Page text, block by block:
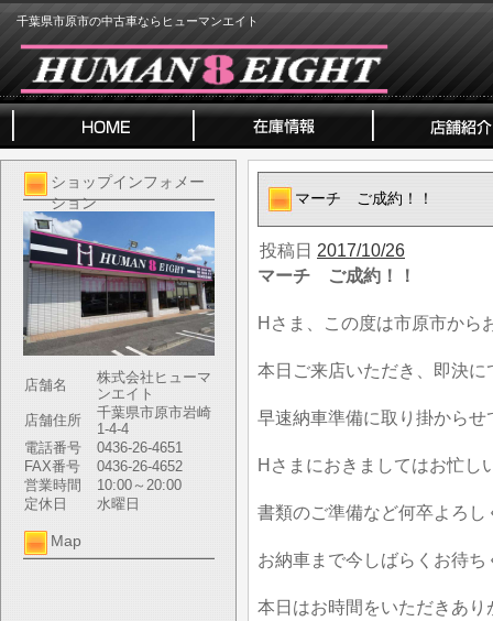
千葉県市原市の中古車ならヒューマンエイト
ショップインフォメー
ション
店舗名
株式会社ヒューマ
ンエイト
店舗住所
千葉県市原市岩崎
1-4-4
電話番号
0436-26-4651
FAX番号
0436-26-4652
営業時間
10:00～20:00
定休日
水曜日
Map
マーチ ご成約！！
投稿日 2017/10/26
マーチ ご成約！！
Hさま、この度は市原市から
本日ご来店いただき、即決
早速納車準備に取り掛からせ
Hさまにおきましてはお忙し
書類のご準備など何卒よろ
お納車まで今しばらくお待ち
本日はお時間をいただきあ